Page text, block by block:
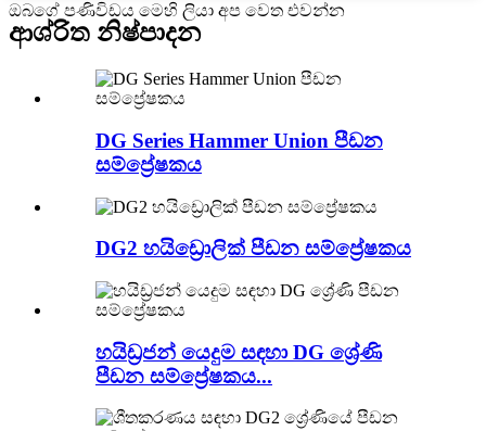
ඔබගේ පණිවිඩය මෙහි ලියා අප වෙත එවන්න
ආශ්රිත නිෂ්පාදන
DG Series Hammer Union පීඩන
සම්ප්‍රේෂකය
DG2 හයිඩ්‍රොලික් පීඩන සම්ප්‍රේෂකය
හයිඩ්‍රජන් යෙදුම සඳහා DG ශ්‍රේණි
පීඩන සම්ප්‍රේෂකය...